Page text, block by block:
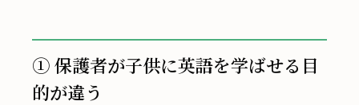
① 保護者が子供に英語を学ばせる目
的が違う